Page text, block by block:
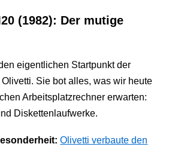
(1982): Der mutige
eigentlichen Startpunkt der
Sie bot alles, was wir heute
Arbeitsplatzrechner erwarten:
Diskettenlaufwerke.
Olivetti verbaute den